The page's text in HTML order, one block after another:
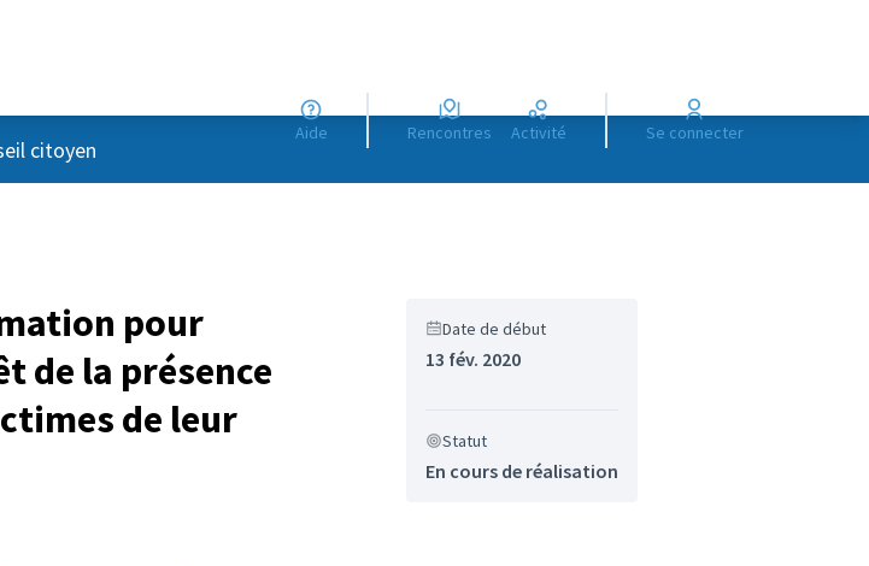
Aide Rencontres Activité Se connecter
citoyen
pour
de la présence
de leur
Date de début
13 fév. 2020
Statut
En cours de réalisation